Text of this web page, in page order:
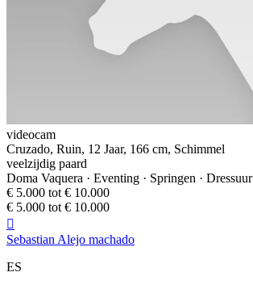
videocam
Cruzado, Ruin, 12 Jaar, 166 cm, Schimmel
veelzijdig paard
Doma Vaquera · Eventing · Springen · Dressuur
€ 5.000 tot € 10.000
€ 5.000 tot € 10.000

Sebastian Alejo machado
ES